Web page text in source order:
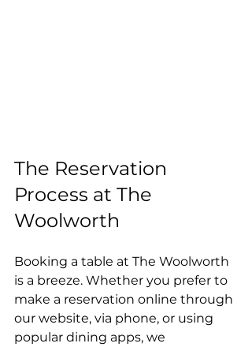
The Reservation
Process at The
Woolworth
Booking a table at The Woolworth
is a breeze. Whether you prefer to
make a reservation online through
our website, via phone, or using
popular dining apps, we